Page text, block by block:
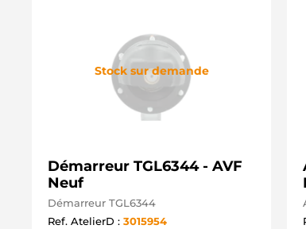
Stock sur demande
Démarreur TGL6344 - AVF
Neuf
Démarreur TGL6344
Ref. AtelierD : 3015954